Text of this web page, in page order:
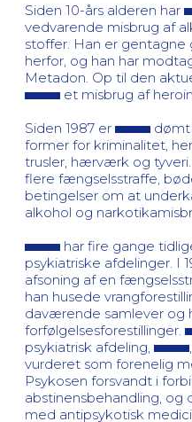
Siden 10-års alderen har
vedvarende misbrug af
stoffer. Han er
herfor, og han har
Metadon. Op til den
et misbrug af heroin.
Siden 1987 er
dømt
former for kriminalitet,
trusler, hærværk og
flere fængselsstraffe,
betingelser om at
alkohol og
har fire gange
psykiatriske afdelinger. I
afsoning af en
han husede
daværende samlever og
forfølgelsesforestillinger.
psykiatrisk afdeling,
vurderet som forenelig
Psykosen forsvandt i
abstinensbehandling,
med antipsykotisk